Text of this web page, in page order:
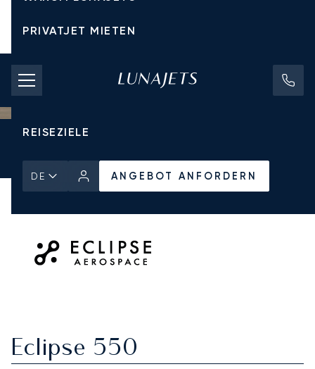
PRIVATJET MIETEN
CHARTERPREISE
PRIVATJETS
REISEZIELE
DE ANGEBOT ANFORDERN
Eclipse 550